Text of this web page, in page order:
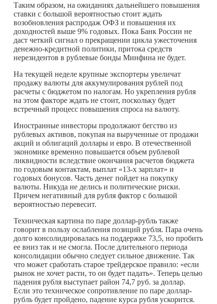
Таким образом, на ожиданиях дальнейшего повышения
ставки с большой вероятностью стоит ждать
возобновления распродаж ОФЗ и повышения их
доходностей выше 9% годовых. Пока Банк России не
даст четкий сигнал о прекращении цикла ужесточения
денежно-кредитной политики, притока средств
нерезидентов в рублевые бонды Минфина не будет.
На текущей неделе крупные экспортеры увеличат
продажу валюты для аккумулирования рублей под
расчеты с бюджетом по налогам. Но укрепления рубля
на этом факторе ждать не стоит, поскольку будет
встречный процесс повышения спроса на валюту.
Иностранные инвесторы продолжают бегство из
рублевых активов, покупая на вырученные от продажи
акций и облигаций доллары и евро. В отечественной
экономике временно повышается объем рублевой
ликвидности вследствие окончания расчетов бюджета
по годовым контактам, выплат «13-х зарплат» и
годовых бонусов. Часть денег пойдет на покупку
валюты. Никуда не делись и политические риски.
Причем негативный для рубля фактор с большой
вероятностью перевесит.
Техническая картина по паре доллар-рубль также
говорит в пользу ослабления позиций рубля. Пара очень
долго консолидировалась на поддержке 73,5, но пробить
ее вниз так и не смогла. После длительного периода
консолидации обычно следует сильное движение. Так
что может сработать старое трейдерское правило: «если
рынок не хочет расти, то он будет падать». Теперь целью
падения рубля выступает район 74,7 руб. за доллар.
Если это техническое сопротивление по паре доллар-
рубль будет пройдено, падение курса рубля ускорится.